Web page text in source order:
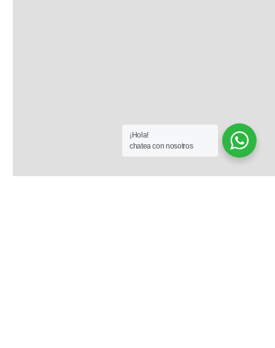
¡Hola!
chatea con nosotros